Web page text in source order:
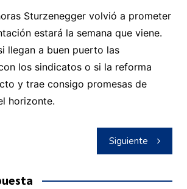
Sturzenegger volvió a prometer
estará la semana que viene.
llegan a buen puerto las
los sindicatos o si la reforma
y trae consigo promesas de
horizonte.
Siguiente